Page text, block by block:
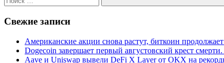
Поиск
Свежие записи
Американские акции снова растут, биткоин
Dogecoin завершает первый августовский крест смерти.
Aave и Uniswap вывели DeFi X Layer от OKX на